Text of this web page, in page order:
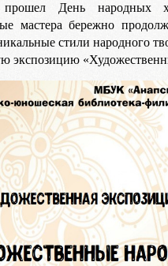
День народных
мастера бережно
стили народного
экспозицию